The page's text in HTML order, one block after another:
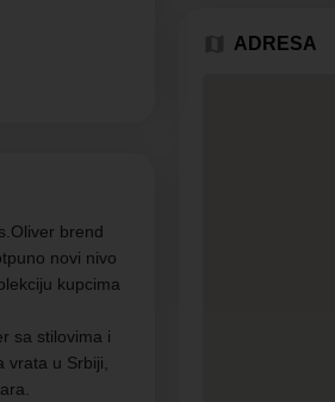
brend
novi nivo
kupcima
sa stilovima i
u Srbiji,
ADRESA